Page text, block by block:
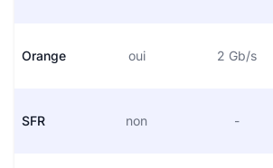
Orange oui 2 Gb/s
SFR non -